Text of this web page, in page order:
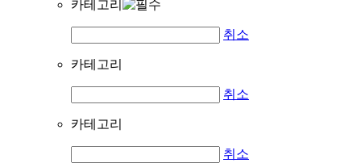
카테고리
취소
카테고리
취소
카테고리
취소